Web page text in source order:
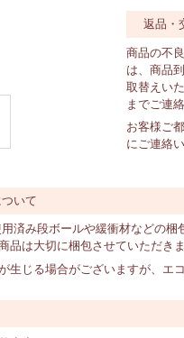
返品・
商品の不
は、商品
取替えい
までご連
お客様ご
にご連絡
いて
済み段ボールや緩衝材などの
品は大切に梱包させていただき
生じる場合がございますが、エ